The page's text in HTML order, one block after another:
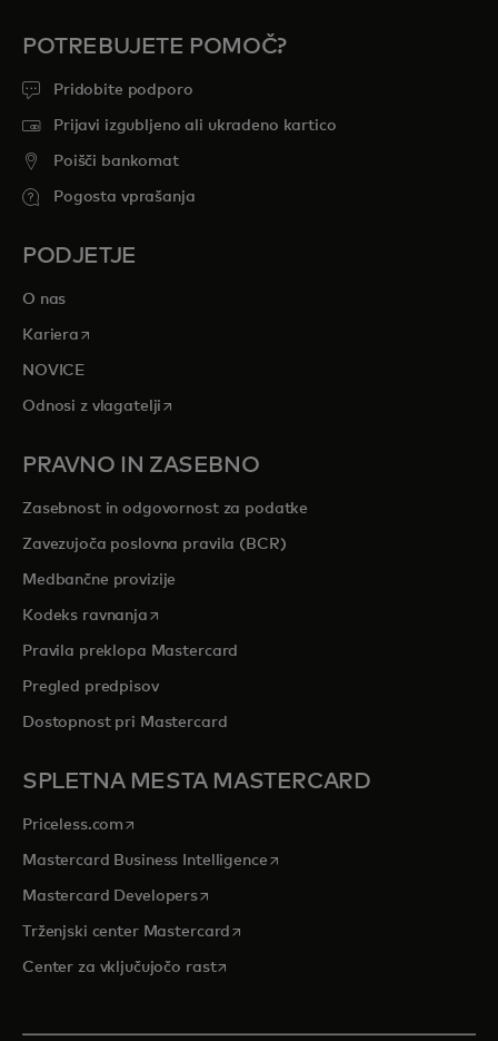
POTREBUJETE POMOČ?
Pridobite podporo
Prijavi izgubljeno ali ukradeno kartico
Poišči bankomat
Pogosta vprašanja
PODJETJE
O nas
Kariera opens in a new tab
NOVICE
Odnosi z vlagatelji opens in a new tab
PRAVNO IN ZASEBNO
Zasebnost in odgovornost za podatke
Zavezujoča poslovna pravila (BCR)
Medbančne provizije
Kodeks ravnanjaopens in a new tab
Pravila preklopa Mastercard
Pregled predpisov
Dostopnost pri Mastercard
SPLETNA MESTA MASTERCARD
Priceless.com opens in a new tab
Mastercard Business Intelligenceopens in a new tab
Mastercard Developersopens in a new tab
Trženjski center Mastercard opens in a new tab
Center za vključujočo rastopens in a new tab